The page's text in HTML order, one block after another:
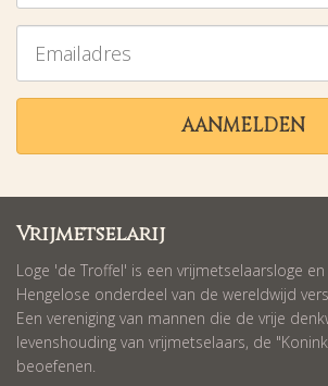
Emailadres
AANMELDEN
Vrijmetselarij
Loge 'de Troffel' is een vrijmetselaarsloge
Hengelose onderdeel van de wereldwijd
Een vereniging van mannen die de vrije
levenshouding van vrijmetselaars, de
beoefenen.